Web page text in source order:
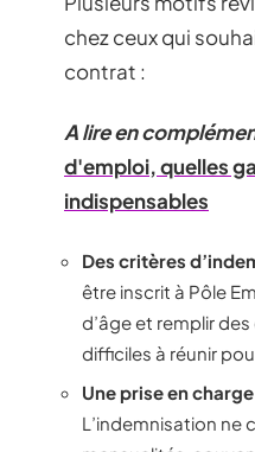
chez ceux qui
contrat :
A lire en
d'emploi, quelles
indispensables
Des critères
être inscrit à Pôle
d’âge et remplir
difficiles à réunir
Une prise en
L’indemnisation ne